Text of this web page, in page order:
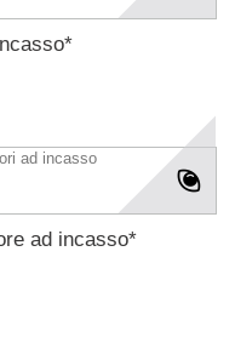
ad incasso*